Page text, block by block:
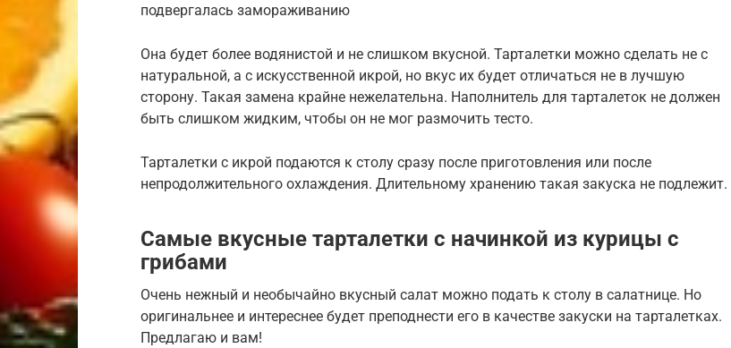
подвергалась замораживанию
Она будет более водянистой и не слишком вкусной. Тарталетки можно сделать не с
натуральной, а с искусственной икрой, но вкус их будет отличаться не в лучшую
сторону. Такая замена крайне нежелательна. Наполнитель для тарталеток не должен
быть слишком жидким, чтобы он не мог размочить тесто.
Тарталетки с икрой подаются к столу сразу после приготовления или после
непродолжительного охлаждения. Длительному хранению такая закуска не подлежит.
Самые вкусные тарталетки с начинкой из курицы с
грибами
Очень нежный и необычайно вкусный салат можно подать к столу в салатнице. Но
оригинальнее и интереснее будет преподнести его в качестве закуски на тарталетках.
Предлагаю и вам!